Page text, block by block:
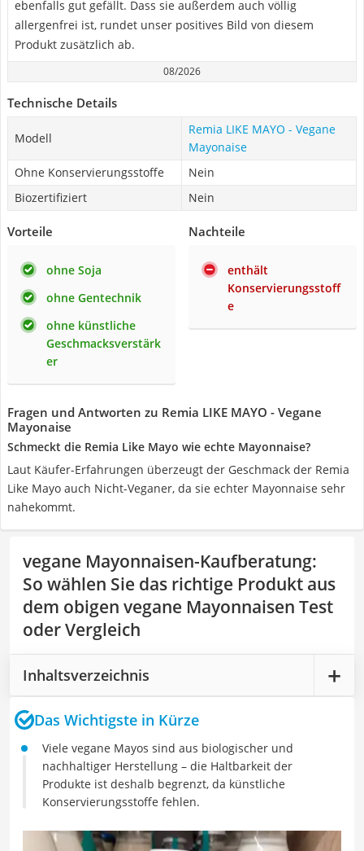
ebenfalls gut gefällt. Dass sie außerdem auch völlig
allergenfrei ist, rundet unser positives Bild von diesem
Produkt zusätzlich ab.
08/2026
Technische Details
Modell
Remia LIKE MAYO - Vegane
Mayonaise
Ohne Konservierungsstoffe
Nein
Biozertifiziert
Nein
Vorteile
ohne Soja
ohne Gentechnik
ohne künstliche
Geschmacksverstärk
er
Nachteile
enthält
Konservierungsstoff
e
Fragen und Antworten zu Remia LIKE MAYO - Vegane
Mayonaise
Schmeckt die Remia Like Mayo wie echte Mayonnaise?
Laut Käufer-Erfahrungen überzeugt der Geschmack der Remia
Like Mayo auch Nicht-Veganer, da sie echter Mayonnaise sehr
nahekommt.
vegane Mayonnaisen-Kaufberatung:
So wählen Sie das richtige Produkt aus
dem obigen vegane Mayonnaisen Test
oder Vergleich
Inhaltsverzeichnis
Das Wichtigste in Kürze
Viele vegane Mayos sind aus biologischer und
nachhaltiger Herstellung – die Haltbarkeit der
Produkte ist deshalb begrenzt, da künstliche
Konservierungsstoffe fehlen.